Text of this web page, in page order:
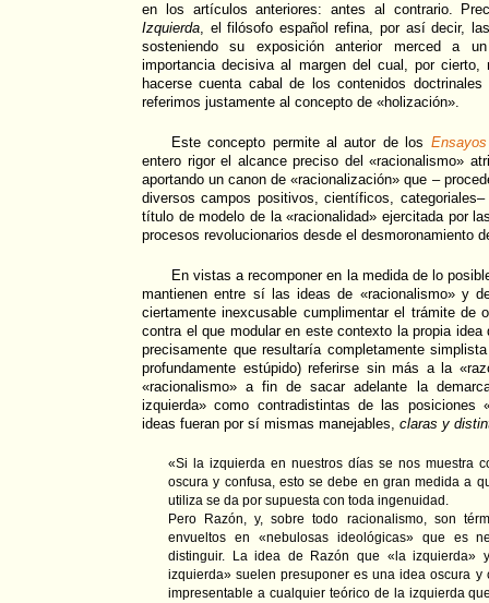
en los artículos anteriores: antes al contrario.
Izquierda, el filósofo español refina, por así decir,
sosteniendo su exposición anterior merced a
importancia decisiva al margen del cual, por cierto,
hacerse cuenta cabal de los contenidos
referimos justamente al concepto de «holización».
Este concepto permite al autor de los
entero rigor el alcance preciso del «racionalismo»
aportando un canon de «racionalización» que –
diversos campos positivos, científicos,
título de modelo de la «racionalidad» ejercitada por
procesos revolucionarios desde el desmoronamiento
En vistas a recomponer en la medida de lo
mantienen entre sí las ideas de «racionalismo» y
ciertamente inexcusable cumplimentar el trámite de
contra el que modular en este contexto la propia idea
precisamente que resultaría completamente
profundamente estúpido) referirse sin más a la
«racionalismo» a fin de sacar adelante la
izquierda» como contradistintas de las posiciones
ideas fueran por sí mismas manejables, claras y
«Si la izquierda en nuestros días se nos muestra
oscura y confusa, esto se debe en gran medida a
utiliza se da por supuesta con toda ingenuidad.
Pero Razón, y, sobre todo racionalismo, son
envueltos en «nebulosas ideológicas» que es
distinguir. La idea de Razón que «la izquierda»
izquierda» suelen presuponer es una idea oscura y
impresentable a cualquier teórico de la izquierda